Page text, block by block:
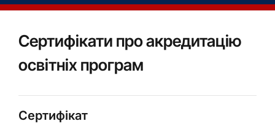
Сертифікати про акредитацію
освітніх програм
Сертифікат